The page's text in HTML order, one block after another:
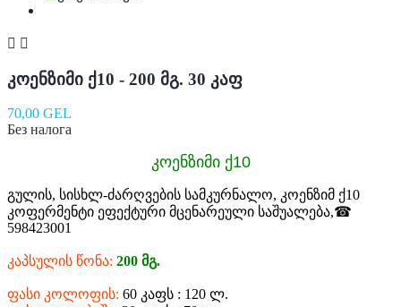
 
კოენზიმი ქ10 - 200 მგ. 30 კაფ
70,00 GEL
Без налога
კოენზიმი ქ10
გულის, სისხლ-ძარღვების სამკურნალო, კოენზიმ ქ10
კოფერმენტი ეფექტური მცენარეული საშუალება,☎
598423001
კაპსულის წონა: 200 მგ.
ფასი კოლოფის: 60 კაფს : 120 ლ.